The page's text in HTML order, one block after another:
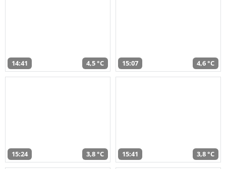
14:41 4,5 °C 15:07 4,6 °C
15:24 3,8 °C 15:41 3,8 °C